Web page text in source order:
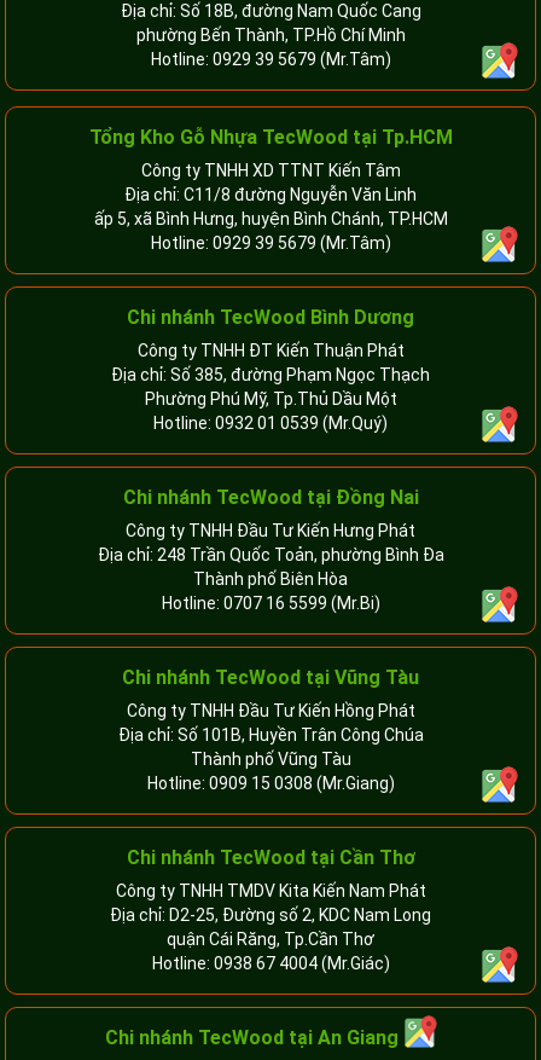
Địa chỉ: Số 18B, đường Nam Quốc Cang
phường Bến Thành, TP.Hồ Chí Minh
Hotline: 0929 39 5679 (Mr.Tâm)
Tổng Kho Gỗ Nhựa TecWood tại Tp.HCM
Công ty TNHH XD TTNT Kiến Tâm
Địa chỉ: C11/8 đường Nguyễn Văn Linh
ấp 5, xã Bình Hưng, huyện Bình Chánh, TP.HCM
Hotline: 0929 39 5679 (Mr.Tâm)
Chi nhánh TecWood Bình Dương
Công ty TNHH ĐT Kiến Thuận Phát
Địa chỉ: Số 385, đường Phạm Ngọc Thạch
Phường Phú Mỹ, Tp.Thủ Dầu Một
Hotline: 0932 01 0539 (Mr.Quý)
Chi nhánh TecWood tại Đồng Nai
Công ty TNHH Đầu Tư Kiến Hưng Phát
Địa chỉ: 248 Trần Quốc Toản, phường Bình Đa
Thành phố Biên Hòa
Hotline: 0707 16 5599 (Mr.Bi)
Chi nhánh TecWood tại Vũng Tàu
Công ty TNHH Đầu Tư Kiến Hồng Phát
Địa chỉ: Số 101B, Huyền Trân Công Chúa
Thành phố Vũng Tàu
Hotline: 0909 15 0308 (Mr.Giang)
Chi nhánh TecWood tại Cần Thơ
Công ty TNHH TMDV Kita Kiến Nam Phát
Địa chỉ: D2-25, Đường số 2, KDC Nam Long
quận Cái Răng, Tp.Cần Thơ
Hotline: 0938 67 4004(Mr.Giác)
Chi nhánh TecWood tại An Giang